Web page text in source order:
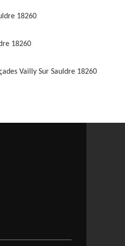
18260
18260
Vailly Sur Sauldre 18260